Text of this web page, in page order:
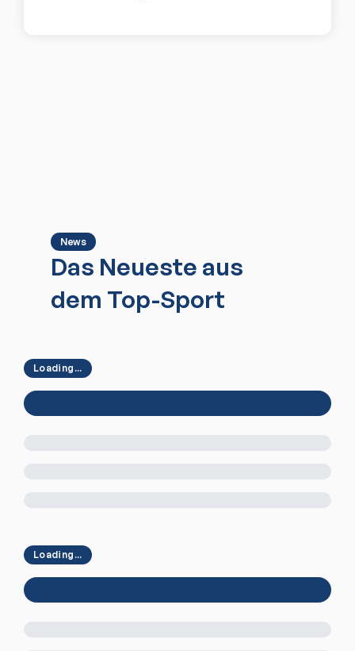
News
Das Neueste aus
dem Top-Sport
Loading...
Loading...